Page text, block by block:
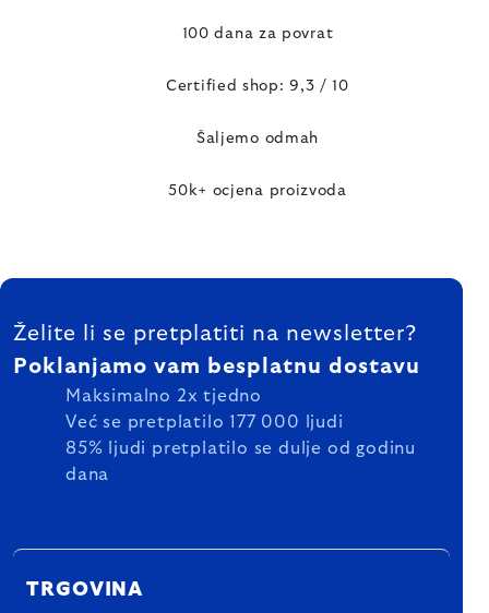
100 dana za povrat
Certified shop: 9,3 / 10
Šaljemo odmah
50k+ ocjena proizvoda
FOOTER
Želite li se pretplatiti na newsletter?
Poklanjamo vam besplatnu dostavu
Maksimalno 2x tjedno
Već se pretplatilo 177 000 ljudi
85% ljudi pretplatilo se dulje od godinu
dana
TRGOVINA